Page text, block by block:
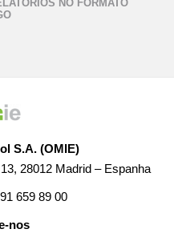
NO FORMATO
S.A. (OMIE)
28012 Madrid – Espanha
659 89 00
nos